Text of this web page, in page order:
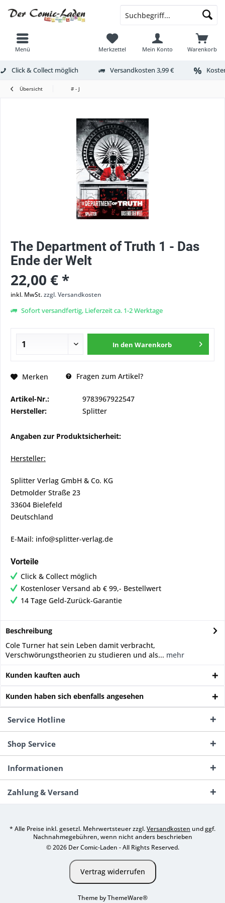
Menü Warenkorb
Merkzettel Mein Konto
Click & Collect möglich Versandkosten 3,99 €
Übersicht # - J
The Department of Truth 1 - Das
Ende der Welt
22,00 € *
inkl. MwSt.zzgl. Versandkosten
Sofort versandfertig, Lieferzeit ca. 1-2 Werktage
In den Warenkorb
Merken Fragen zum Artikel?
Artikel-Nr.:
9783967922547
Hersteller:
Splitter
Angaben zur Produktsicherheit:
Hersteller:
Splitter Verlag GmbH & Co. KG
Detmolder Straße 23
33604 Bielefeld
Deutschland
E-Mail: info@splitter-verlag.de
Vorteile
Click & Collect möglich
Kostenloser Versand ab € 99,- Bestellwert
14 Tage Geld-Zurück-Garantie
Beschreibung
Cole Turner hat sein Leben damit verbracht,
Verschwörungstheorien zu studieren und als... mehr
Kunden kauften auch
Kunden haben sich ebenfalls angesehen
Service Hotline
Shop Service
Informationen
Zahlung & Versand
* Alle Preise inkl. gesetzl. Mehrwertsteuer zzgl.Versandkosten und ggf.
Nachnahmegebühren, wenn nicht anders beschrieben
© 2026 Der Comic-Laden - All Rights Reserved.
Vertrag widerrufen
Theme byThemeWare®